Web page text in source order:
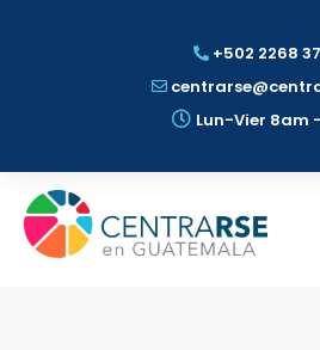
+502 2268
Lun-Vier 8am